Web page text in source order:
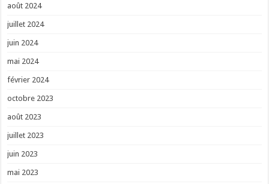
août 2024
juillet 2024
juin 2024
mai 2024
février 2024
octobre 2023
août 2023
juillet 2023
juin 2023
mai 2023